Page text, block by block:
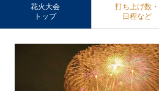
花火大会
トップ
打ち上げ数・
日程など